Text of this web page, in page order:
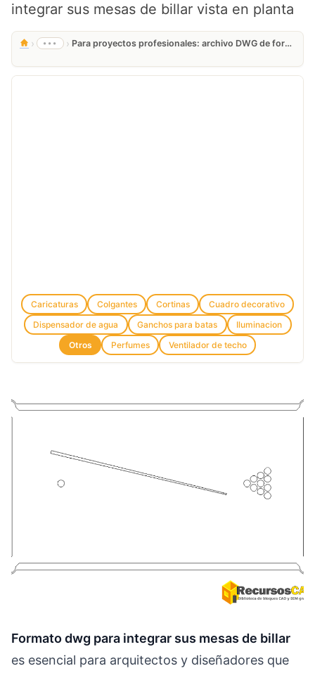
integrar sus mesas de billar vista en planta
› ••• › Para proyectos profesionales: archivo DWG de formato dwg para integrar sus mesas de billar
Caricaturas Colgantes Cortinas
Cuadro decorativo
Dispensador de agua
Ganchos para batas
Iluminacion
Otros
Perfumes Ventilador de techo
Formato dwg para integrar sus mesas de billar
es esencial para arquitectos y diseñadores que